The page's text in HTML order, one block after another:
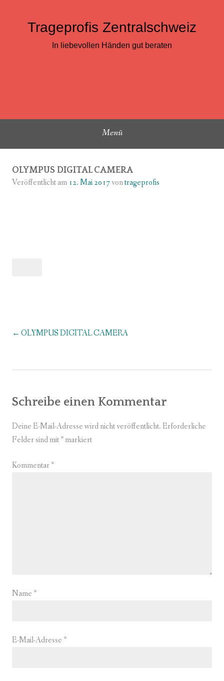
Trageprofis Zentralschweiz
In liebevollen Händen gut beraten
Menü
OLYMPUS DIGITAL CAMERA
Veröffentlicht am 12. Mai 2017vontrageprofis
Beitragsnavigation
OLYMPUS DIGITAL CAMERA
Schreibe einen Kommentar
Deine E-Mail-Adresse wird nicht veröffentlicht.Erforderliche
Felder sind mit*markiert
Kommentar*
Name *
E-Mail-Adresse *